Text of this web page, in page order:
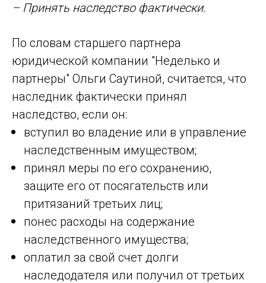
– Принять наследство фактически.
По словам старшего партнера
юридической компании "Неделько и
партнеры" Ольги Саутиной, считается, что
наследник фактически принял
наследство, если он:
вступил во владение или в управление
наследственным имуществом;
принял меры по его сохранению,
защите его от посягательств или
притязаний третьих лиц;
понес расходы на содержание
наследственного имущества;
оплатил за свой счет долги
наследодателя или получил от третьих